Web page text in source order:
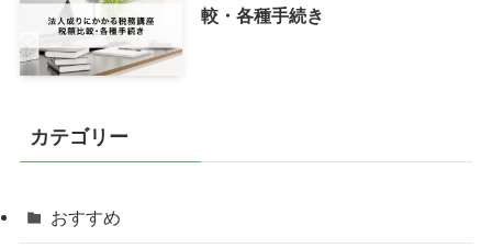
較・各種手続き
カテゴリー
おすすめ